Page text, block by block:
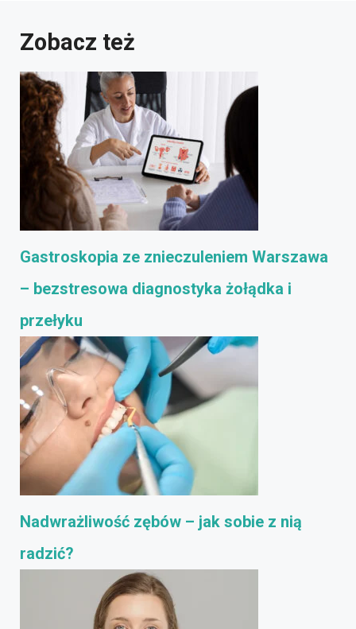
Zobacz też
Gastroskopia ze znieczuleniem Warszawa
– bezstresowa diagnostyka żołądka i
przełyku
Nadwrażliwość zębów – jak sobie z nią
radzić?